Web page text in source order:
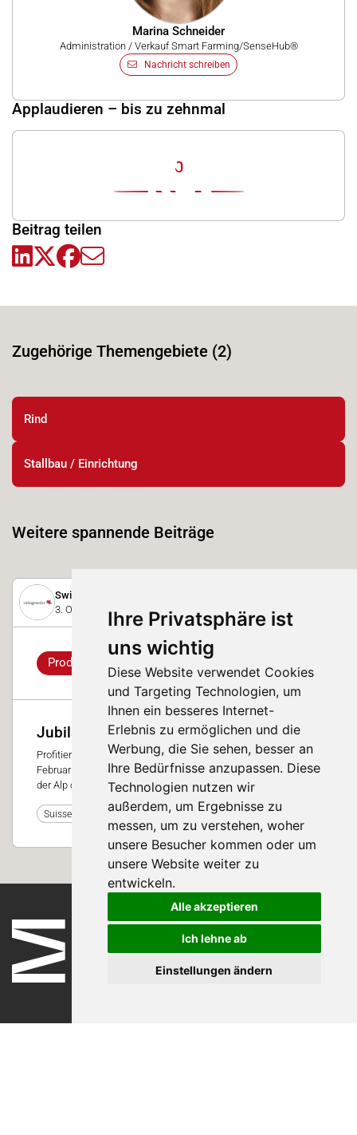
Ihre Privatsphäre ist
uns wichtig
Diese Website verwendet Cookies
und Targeting Technologien, um
Ihnen ein besseres Internet-
Erlebnis zu ermöglichen und die
Werbung, die Sie sehen, besser an
Ihre Bedürfnisse anzupassen. Diese
Technologien nutzen wir
außerdem, um Ergebnisse zu
messen, um zu verstehen, woher
unsere Besucher kommen oder um
unsere Website weiter zu
entwickeln.
Alle akzeptieren
Ich lehne ab
Einstellungen ändern
Marina Schneider
Administration / Verkauf Smart Farming/SenseHub®
Nachricht schreiben
Applaudieren – bis zu zehnmal
0
Beitrag teilen
Zugehörige Themengebiete (2)
Rind
Stallbau / Einrichtung
Weitere spannende Beiträge
Swissgenetics
3. Oktober 2025
Produkt-Highlight
Jubiläums-Aktion 20 Jahren LudaFarm
Profitieren Sie von der Sonderaktion auf alle Modelle bis Ende
Februar 2026. Intelligente Überwachung – egal ob auf dem Hof,
der Alp oder an jedem anderen Ort.
Suisse Tier 2025